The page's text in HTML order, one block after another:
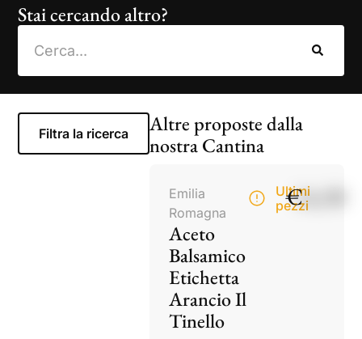
Stai cercando altro?
Filtra la ricerca
Altre proposte dalla
nostra Cantina
Emilia
Romagna
Aceto
Balsamico
Etichetta
Arancio Il
Tinello
Ultimi
pezzi
€14,50